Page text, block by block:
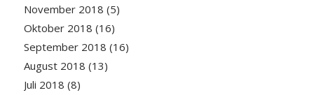
November 2018 (5)
Oktober 2018 (16)
September 2018 (16)
August 2018 (13)
Juli 2018 (8)